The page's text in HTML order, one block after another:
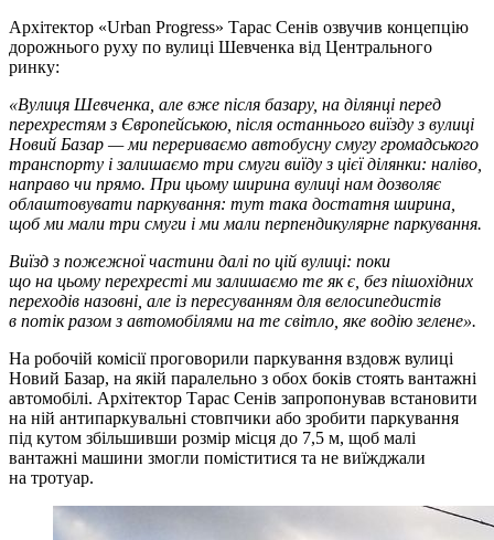
Архітектор «Urban Progress» Тарас Сенів озвучив концепцію
дорожнього руху по вулиці Шевченка від Центрального
ринку:
«Вулиця Шевченка, але вже після базару, на ділянці перед
перехрестям з Європейською, після останнього виїзду з вулиці
Новий Базар — ми перериваємо автобусну смугу громадського
транспорту і залишаємо три смуги виїду з цієї ділянки: наліво,
направо чи прямо. При цьому ширина вулиці нам дозволяє
облаштовувати паркування: тут така достатня ширина,
щоб ми мали три смуги і ми мали перпендикулярне паркування.
Виїзд з пожежної частини далі по цій вулиці: поки
що на цьому перехресті ми залишаємо те як є, без пішохідних
переходів назовні, але із пересуванням для велосипедистів
в потік разом з автомобілями на те світло, яке водію зелене».
На робочій комісії проговорили паркування вздовж вулиці
Новий Базар, на якій паралельно з обох боків стоять вантажні
автомобілі. Архітектор Тарас Сенів запропонував встановити
на ній антипаркувальні стовпчики або зробити паркування
під кутом збільшивши розмір місця до 7,5 м, щоб малі
вантажні машини змогли поміститися та не виїжджали
на тротуар.